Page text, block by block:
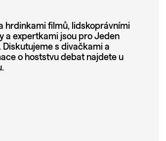
hrdinkami filmů, lidskoprávními
a expertkami jsou pro Jeden
s divačkami a
o hoststvu debat najdete u